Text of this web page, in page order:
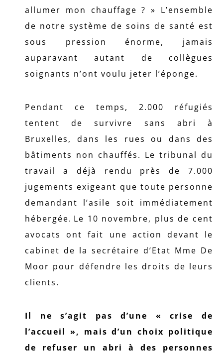
allumer mon chauffage ? » L’ensemble
de notre système de soins de santé est
sous pression énorme, jamais
auparavant autant de collègues
soignants n’ont voulu jeter l’éponge.
Pendant ce temps, 2.000 réfugiés
tentent de survivre sans abri à
Bruxelles, dans les rues ou dans des
bâtiments non chauffés. Le tribunal du
travail a déjà rendu près de 7.000
jugements exigeant que toute personne
demandant l’asile soit immédiatement
hébergée. Le 10 novembre, plus de cent
avocats ont fait une action devant le
cabinet de la secrétaire d’Etat Mme De
Moor pour défendre les droits de leurs
clients.
Il ne s’agit pas d’une « crise de
l’accueil », mais d’un choix politique
de refuser un abri à des personnes